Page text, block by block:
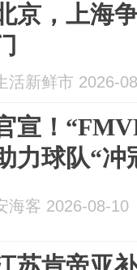
京，上海
活新鲜市 2026-
宣！
力球队“冲
海客 2026-08-10